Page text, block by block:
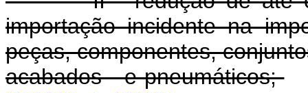
importação incidente na
peças, componentes,
acabados - e pneumáticos;